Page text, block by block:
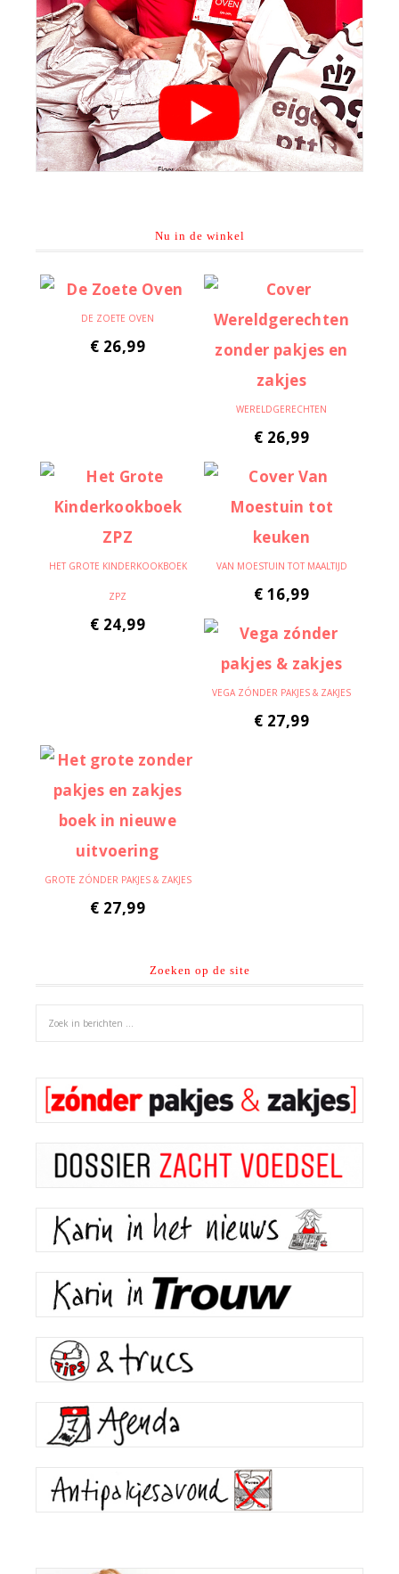
Nu in de winkel
DE ZOETE OVEN
€ 26,99
WERELDGERECHTEN
€ 26,99
HET GROTE KINDERKOOKBOEK
ZPZ
€ 24,99
VAN MOESTUIN TOT MAALTIJD
€ 16,99
VEGA ZÓNDER PAKJES & ZAKJES
€ 27,99
GROTE ZÓNDER PAKJES & ZAKJES
€ 27,99
Zoeken op de site